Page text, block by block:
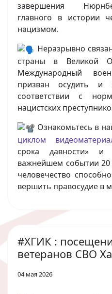
завершения
главного в истории
нацизмом.
Неразрывно
страны в Великой
Международный
призван осудить и
соответствии с
нацистских
Ознакомьтесь в
циклом
срока давности»
важнейшем событии 20
человечество
вершить правосудие в
#ХГИК :
ветеранов СВО
04 мая 2026